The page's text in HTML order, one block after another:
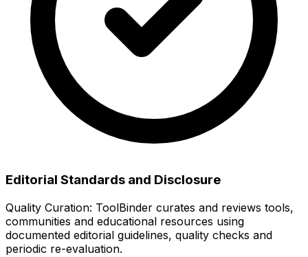
Editorial Standards and Disclosure
Quality Curation: ToolBinder curates and reviews tools,
communities and educational resources using
documented editorial guidelines, quality checks and
periodic re-evaluation.